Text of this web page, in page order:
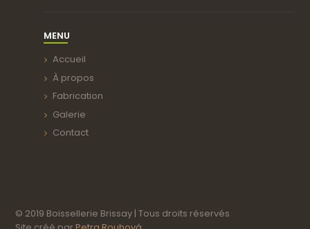
MENU
Accueil
À propos
Fabrication
Galerie
Contact
© 2019 Boissellerie Brissay |Tous droits réservés